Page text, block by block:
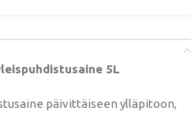
5L
päivittäiseen ylläpitoon,